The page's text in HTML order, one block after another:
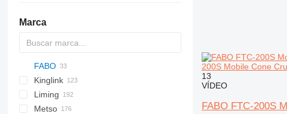
Marca
60
250
FABO
FTC
FTC-200
FTC-300
MCC
MCK
Kinglink
KL
PE
BR
Liming
CI5X-Series
C-series
Metso
200S Mobile Cone
13
VÍDEO
FABO FTC-200S